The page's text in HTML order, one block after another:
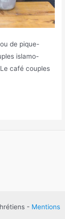
de pique-
islamo-
café couples
- Mentions